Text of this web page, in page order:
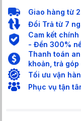
Giao hàng từ
Đổi Trả từ 7
Cam kết
- Đền 300%
Thanh toán
khoản, trả góp
Tối ưu vận
Phục vụ tận